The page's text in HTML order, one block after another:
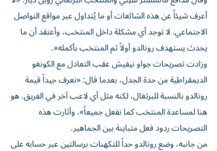
أعرف شيئاً عن هذه الشائعات أو ما يُتداول عبر مواقع التواصل
الاجتماعي. لا توجد أي مشكلة داخل المنتخب، وأعتقد أن ما
يحدث يستهدف رونالدو أولاً ثم المنتخب بأكمله».
وزادت تصريحات جواو نيفيش عقب التعادل مع الكونغو
الديمقراطية من حدة الجدل، بعدما قال: «نعرف جيداً قيمة
رونالدو بالنسبة للبرتغال، لكنه مثل أي لاعب آخر في الفريق. هو
هنا لمساعدة المنتخب كما نفعل جميعاً». وأثارت هذه
التصريحات ردود فعل متباينة بين الجماهير.
من جانبه، وضع رونالدو حداً للتكهنات برسالتين عبر حسابه على